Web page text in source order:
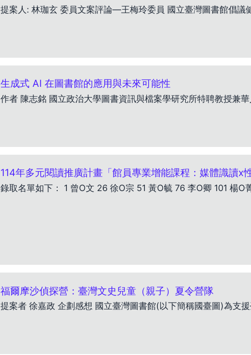
生成式 AI 在圖書館的應用與未來可能性
114年多元閱讀推廣計畫「館員專業增能課程：媒體識讀x
錄取名單如下： 1 曾O文 26 徐O宗 51 黃O毓 76 李O卿 101 楊O
福爾摩沙偵探營：臺灣文史兒童（親子）夏令營隊